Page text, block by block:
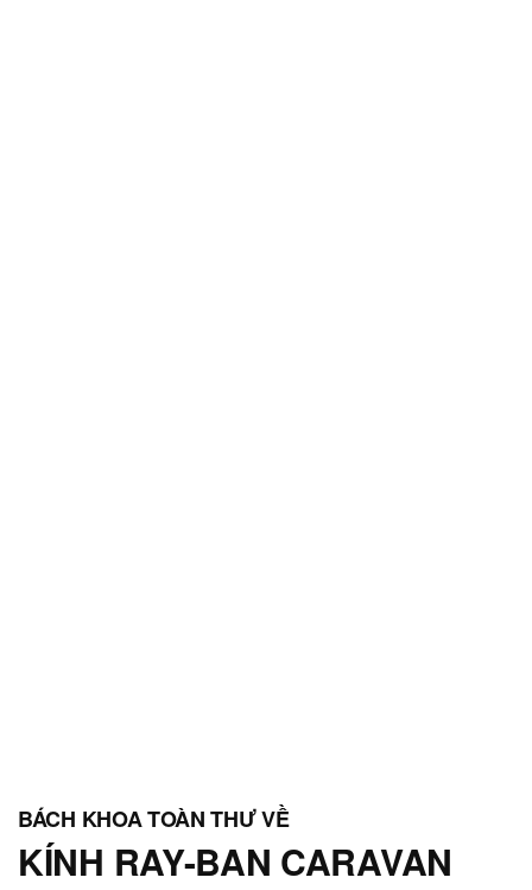
KÍNH RAY-BAN CARAVAN